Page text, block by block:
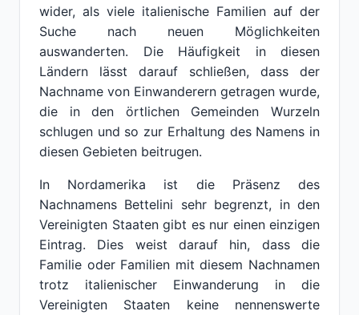
wider, als viele italienische Familien auf der
Suche nach neuen Möglichkeiten
auswanderten. Die Häufigkeit in diesen
Ländern lässt darauf schließen, dass der
Nachname von Einwanderern getragen wurde,
die in den örtlichen Gemeinden Wurzeln
schlugen und so zur Erhaltung des Namens in
diesen Gebieten beitrugen.
In Nordamerika ist die Präsenz des
Nachnamens Bettelini sehr begrenzt, in den
Vereinigten Staaten gibt es nur einen einzigen
Eintrag. Dies weist darauf hin, dass die
Familie oder Familien mit diesem Nachnamen
trotz italienischer Einwanderung in die
Vereinigten Staaten keine nennenswerte